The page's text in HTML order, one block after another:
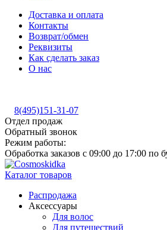
Доставка и оплата
Контакты
Возврат/обмен
Реквизиты
Как сделать заказ
О нас
8(495)151-31-07
Отдел продаж
Обратный звонок
Режим работы:
Обработка заказов с 09:00 до 17:00 по
Каталог товаров
Распродажа
Аксессуары
Для волос
Для путешествий